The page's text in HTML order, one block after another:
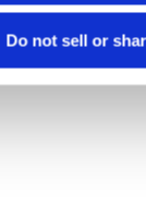
Do not sell or